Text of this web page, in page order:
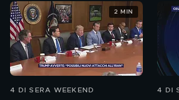
4 DI SERA WEEKEND
2 MIN
4 DI